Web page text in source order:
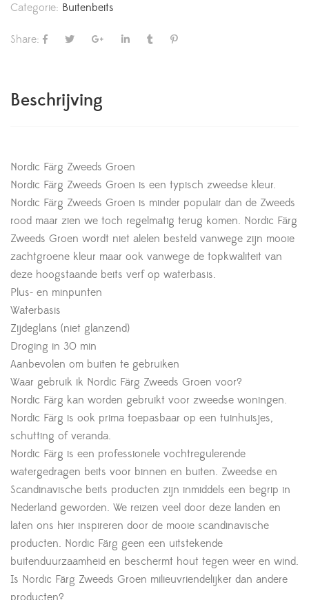
Categorie: Buitenbeits
Share:
Beschrijving
Nordic Färg Zweeds Groen
Nordic Färg Zweeds Groen is een typisch zweedse kleur.
Nordic Färg Zweeds Groen is minder populair dan de Zweeds
rood maar zien we toch regelmatig terug komen. Nordic Färg
Zweeds Groen wordt niet alelen besteld vanwege zijn mooie
zachtgroene kleur maar ook vanwege de topkwaliteit van
deze hoogstaande beits verf op waterbasis.
Plus- en minpunten
Waterbasis
Zijdeglans (niet glanzend)
Droging in 30 min
Aanbevolen om buiten te gebruiken
Waar gebruik ik Nordic Färg Zweeds Groen voor?
Nordic Färg kan worden gebruikt voor zweedse woningen.
Nordic Färg is ook prima toepasbaar op een tuinhuisjes,
schutting of veranda.
Nordic Färg is een professionele vochtregulerende
watergedragen beits voor binnen en buiten. Zweedse en
Scandinavische beits producten zijn inmiddels een begrip in
Nederland geworden. We reizen veel door deze landen en
laten ons hier inspireren door de mooie scandinavische
producten. Nordic Färg geen een uitstekende
buitenduurzaamheid en beschermt hout tegen weer en wind.
Is Nordic Färg Zweeds Groen milieuvriendelijker dan andere